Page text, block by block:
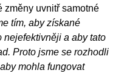
změny uvnitř samotné
tím, aby získané
nejefektivněji a aby tato
Proto jsme se rozhodli
mohla fungovat